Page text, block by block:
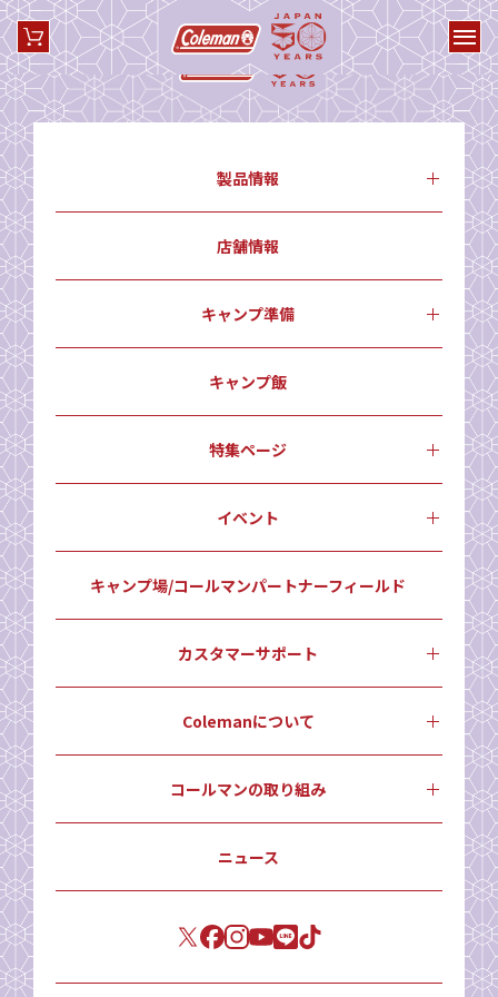
製品情報
店舗情報
キャンプ準備
キャンプ飯
特集ページ
イベント
キャンプ場/コールマンパートナーフィールド
カスタマーサポート
Colemanについて
コールマンの取り組み
ニュース